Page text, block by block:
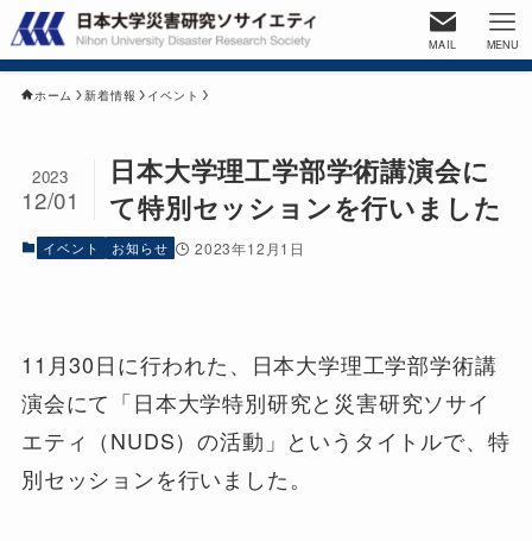
MAIL MENU
ホーム 新着情報 イベント
日本大学理工学部学術講演会に
て特別セッションを行いました
2023
12/01
イベント お知らせ 2023年12月1日
11月30日に行われた、日本大学理工学部学術講
演会にて「日本大学特別研究と災害研究ソサイ
エティ（NUDS）の活動」というタイトルで、特
別セッションを行いました。